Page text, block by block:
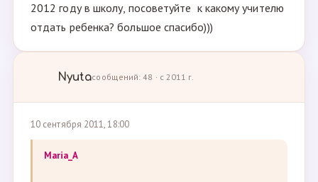
2012 году в школу, посоветуйте к какому учителю
отдать ребенка? большое спасибо)))
Nyutaсообщений: 48 · с 2011 г.
10 сентября 2011, 18:00
Maria_A